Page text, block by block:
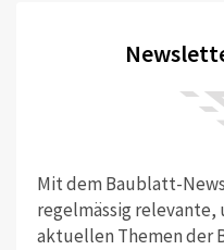
Mit dem Baublatt-
regelmässig relevante,
aktuellen Themen der